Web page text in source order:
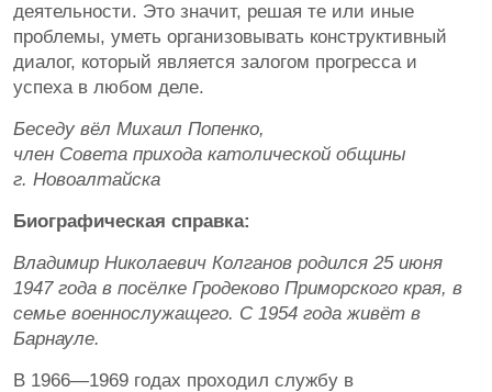
деятельности. Это значит, решая те или иные
проблемы, уметь организовывать конструктивный
диалог, который является залогом прогресса и
успеха в любом деле.
Беседу вёл Михаил Попенко,
член Совета прихода католической общины
г. Новоалтайска
Биографическая справка:
Владимир Николаевич Колганов родился 25 июня
1947 года в посёлке Гродеково Приморского края, в
семье военнослужащего. С 1954 года живёт в
Барнауле.
В 1966—1969 годах проходил службу в